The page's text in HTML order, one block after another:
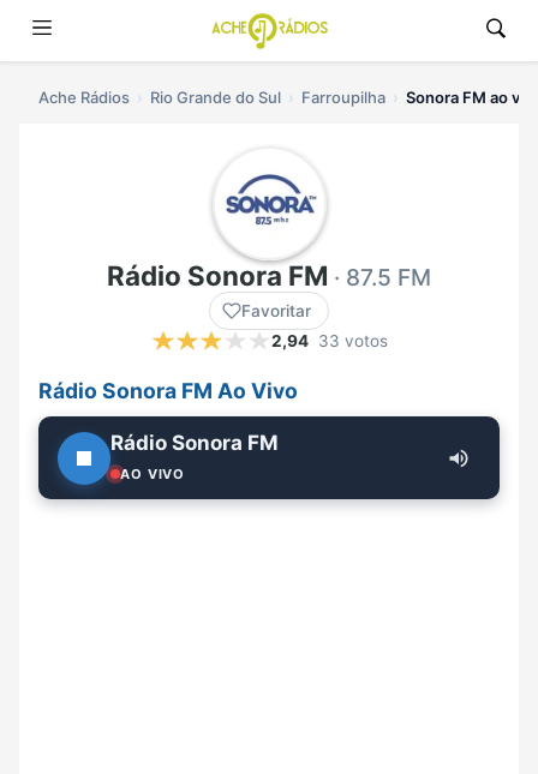
Ache Rádios Rio Grande do Sul Farroupilha Sonora FM ao
Rádio Sonora FM · 87.5 FM
Favoritar
2,94 33 votos
Rádio Sonora FM Ao Vivo
Rádio Sonora FM
AO VIVO